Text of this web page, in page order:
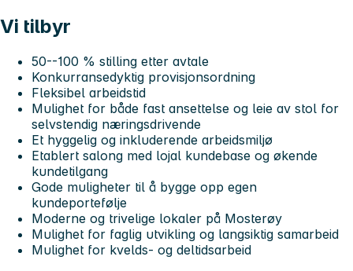
Vi tilbyr
50--100 % stilling etter avtale
Konkurransedyktig provisjonsordning
Fleksibel arbeidstid
Mulighet for både fast ansettelse og leie av stol for
selvstendig næringsdrivende
Et hyggelig og inkluderende arbeidsmiljø
Etablert salong med lojal kundebase og økende
kundetilgang
Gode muligheter til å bygge opp egen
kundeportefølje
Moderne og trivelige lokaler på Mosterøy
Mulighet for faglig utvikling og langsiktig samarbeid
Mulighet for kvelds- og deltidsarbeid